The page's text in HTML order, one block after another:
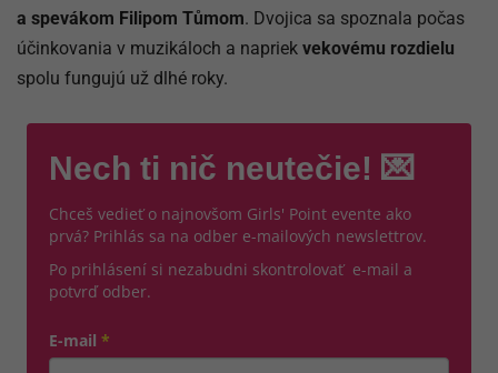
a spevákom Filipom Tůmom. Dvojica sa spoznala počas
účinkovania v muzikáloch a napriek vekovému rozdielu
spolu fungujú už dlhé roky.
Nech ti nič neutečie! 💌
Chceš vedieť o najnovšom Girls' Point evente ako
prvá? Prihlás sa na odber e-mailových newslettrov.
Po prihlásení si nezabudni skontrolovať e-mail a
potvrď odber.
E-mail *